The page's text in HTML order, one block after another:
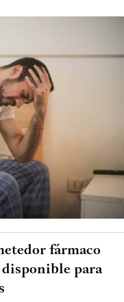
fármaco
disponible para